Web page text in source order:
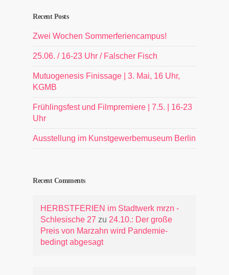
Recent Posts
Zwei Wochen Sommerferiencampus!
25.06. / 16-23 Uhr / Falscher Fisch
Mutuogenesis Finissage | 3. Mai, 16 Uhr,
KGMB
Frühlingsfest und Filmpremiere | 7.5. | 16-23
Uhr
Ausstellung im Kunstgewerbemuseum Berlin
Recent Comments
HERBSTFERIEN im Stadtwerk mrzn -
Schlesische 27 zu 24.10.: Der große
Preis von Marzahn wird Pandemie-
bedingt abgesagt